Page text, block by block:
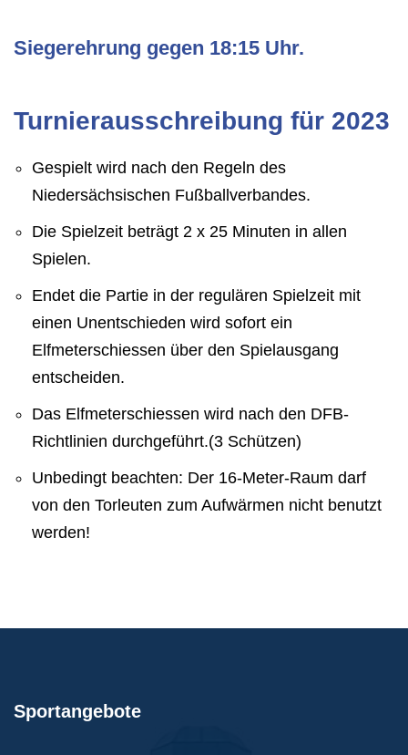
Siegerehrung gegen 18:15 Uhr.
Turnierausschreibung für 2023
Gespielt wird nach den Regeln des
Niedersächsischen Fußballverbandes.
Die Spielzeit beträgt 2 x 25 Minuten in allen
Spielen.
Endet die Partie in der regulären Spielzeit mit
einen Unentschieden wird sofort ein
Elfmeterschiessen über den Spielausgang
entscheiden.
Das Elfmeterschiessen wird nach den DFB-
Richtlinien durchgeführt.(3 Schützen)
Unbedingt beachten: Der 16-Meter-Raum darf
von den Torleuten zum Aufwärmen nicht benutzt
werden!
Sportangebote